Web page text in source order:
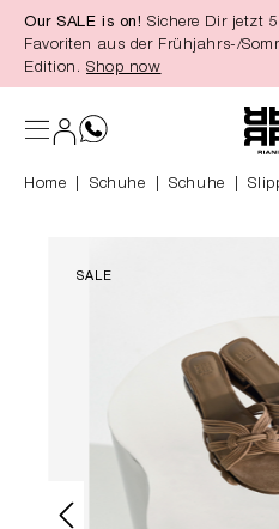
springen
Our SALE is on! Sichere Dir jetzt
Favoriten aus der Frühjahrs-/
Edition. Shop now
Home Schuhe Schuhe
SALE